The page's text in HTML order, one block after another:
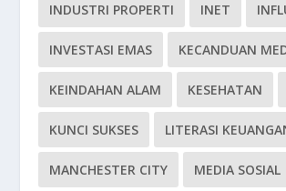
INDUSTRI PROPERTI INET
INVESTASI EMAS KECANDUAN
KEINDAHAN ALAM KESEHATAN
KUNCI SUKSES LITERASI
MANCHESTER CITY MEDIA SOSIAL